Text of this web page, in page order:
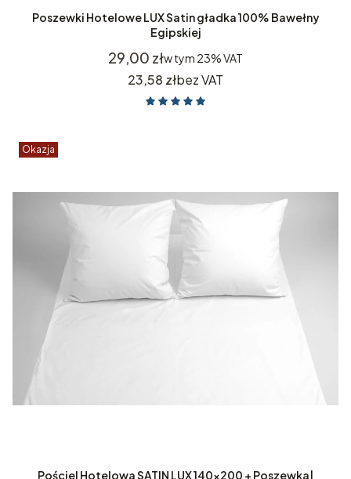
Poszewki Hotelowe LUX Satin gładka 100% Bawełny
Egipskiej
Cena
29,00 złw tym 23%VAT
Cena
23,58 złbez VAT
Okazja
Pościel Hotelowa SATIN LUX 140x200 + Poszewka|